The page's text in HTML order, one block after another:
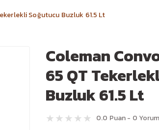
Soğutucu Buzluk 61.5 Lt
Coleman
65 QT
Buzluk 61.5 Lt
0.0 Puan - 0 Yorum